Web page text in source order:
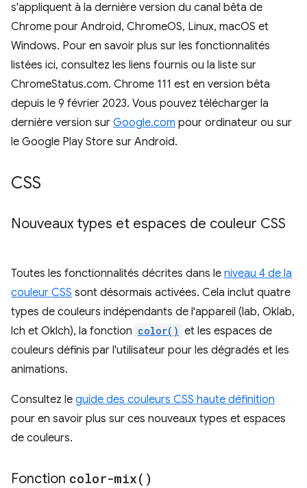
s'appliquent à la dernière version du canal bêta de
Chrome pour Android, ChromeOS, Linux, macOS et
Windows. Pour en savoir plus sur les fonctionnalités
listées ici, consultez les liens fournis ou la liste sur
ChromeStatus.com. Chrome 111 est en version bêta
depuis le 9 février 2023. Vous pouvez télécharger la
dernière version sur Google.com pour ordinateur ou sur
le Google Play Store sur Android.
CSS
Nouveaux types et espaces de couleur CSS
Toutes les fonctionnalités décrites dans le niveau 4 de la
couleur CSS sont désormais activées. Cela inclut quatre
types de couleurs indépendants de l'appareil (lab, Oklab,
lch et Oklch), la fonction color() et les espaces de
couleurs définis par l'utilisateur pour les dégradés et les
animations.
Consultez le guide des couleurs CSS haute définition
pour en savoir plus sur ces nouveaux types et espaces
de couleurs.
Fonction color-mix( )